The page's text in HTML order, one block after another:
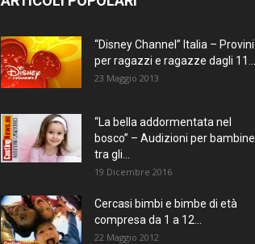
“Disney Channel” Italia – Provini
per ragazzi e ragazze dagli 11...
23 Maggio 2013
“La bella addormentata nel
bosco” – Audizioni per bambine
tra gli...
19 Dicembre 2016
Cercasi bimbi e bimbe di età
compresa da 1 a 12...
22 Maggio 2012